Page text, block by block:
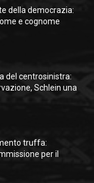
della democrazia:
e cognome
del centrosinistra:
Schlein una
truffa:
per il